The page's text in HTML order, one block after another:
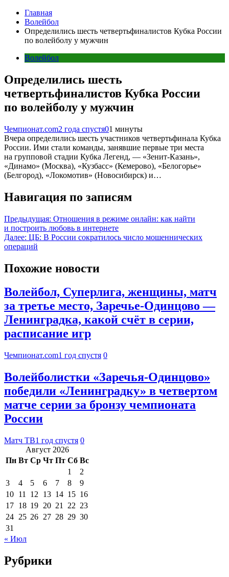
Главная
Волейбол
Определились шесть четвертьфиналистов Кубка России
по волейболу у мужчин
Волейбол
Определились шесть
четвертьфиналистов Кубка России
по волейболу у мужчин
Чемпионат.com2 года спустя01 минуты
Вчера определились шесть участников четвертьфинала Кубка
России. Ими стали команды, занявшие первые три места
на групповой стадии Кубка Легенд, — «Зенит-Казань»,
«Динамо» (Москва), «Кузбасс» (Кемерово), «Белогорье»
(Белгород), «Локомотив» (Новосибирск) и…
Навигация по записям
Предыдущая: Отношения в режиме онлайн: как найти
и построить любовь в интернете
Далее: ЦБ: В России сократилось число мошеннических
операций
Похожие новости
Волейбол, Суперлига, женщины, матч
за третье место, Заречье-Одинцово —
Ленинградка, какой счёт в серии,
расписание игр
Чемпионат.com1 год спустя 0
Волейболистки «Заречья‑Одинцово»
победили «Ленинградку» в четвертом
матче серии за бронзу чемпионата
России
Матч ТВ1 год спустя 0
Август 2026
Пн Вт Ср Чт Пт Сб Вс
1
2
3
4 5 6 7 8
9
10 11 12 13 14 15 16
17 18 19 20 21 22 23
24 25 26 27 28 29 30
31
« Июл
Рубрики